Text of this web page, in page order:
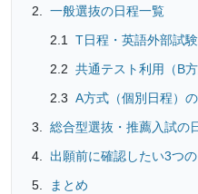
一般選抜の日程一覧
T日程・英語外部試
共通テスト利用（B方
A方式（個別日程）
総合型選抜・推薦入試の
出願前に確認したい3つの
まとめ